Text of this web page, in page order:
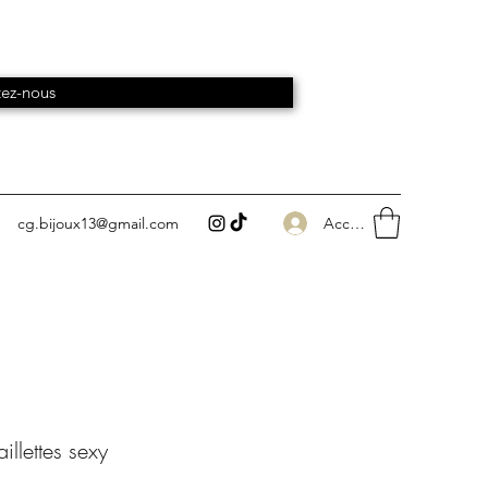
nous
cg.bijoux13@gmail.com Accedi
sexy